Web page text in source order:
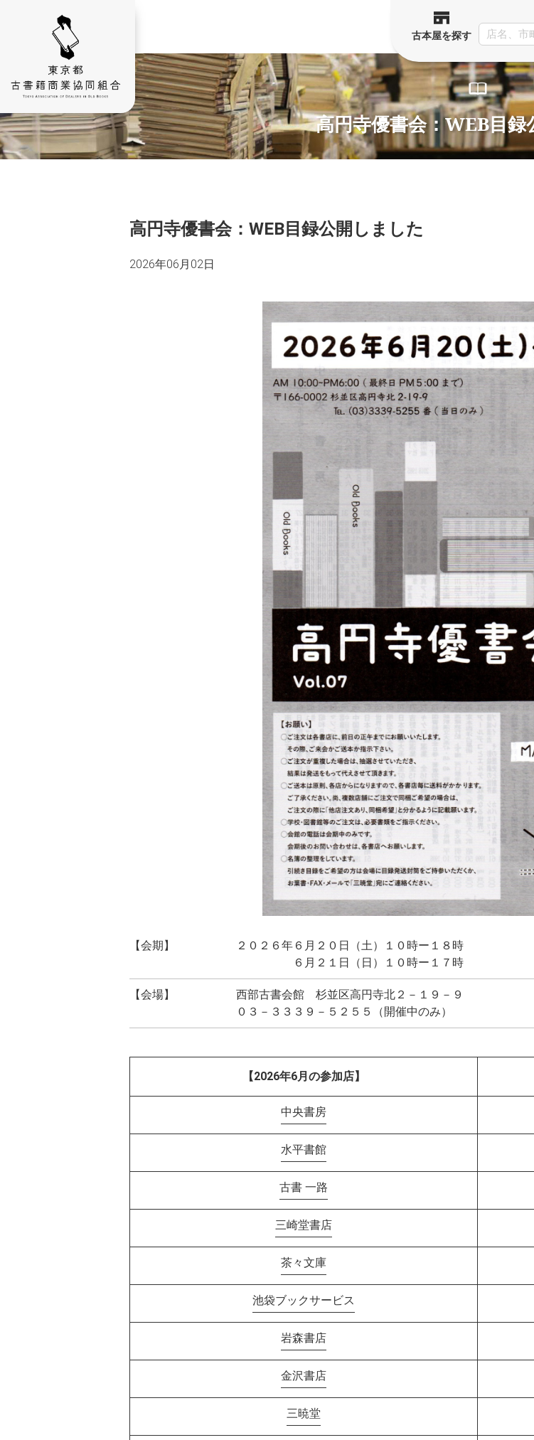
古本屋を探す
高円寺優書会：WEB目
高円寺優書会：WEB目録公開しました
2026年06月02日
【会期】
２０２６年６月２０日（土）１０時ー１８時
６月２１日（日）１０時ー１７時
【会場】
西部古書会館 杉並区高円寺北２－１９－９
０３－３３３９－５２５５（開催中のみ）
【2026年6月の参加店】
中央書房
水平書館
古書 一路
三崎堂書店
茶々文庫
池袋ブックサービス
岩森書店
金沢書店
三暁堂